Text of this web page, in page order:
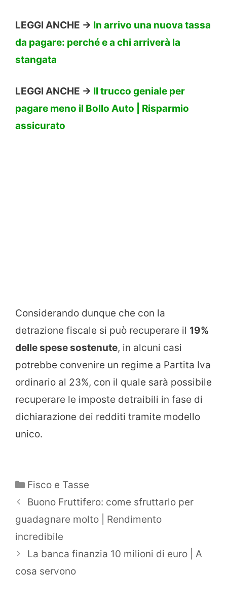
LEGGI ANCHE -> In arrivo una nuova tassa
da pagare: perché e a chi arriverà la
stangata
LEGGI ANCHE -> Il trucco geniale per
pagare meno il Bollo Auto | Risparmio
assicurato
Considerando dunque che con la
detrazione fiscale si può recuperare il 19%
delle spese sostenute, in alcuni casi
potrebbe convenire un regime a Partita Iva
ordinario al 23%, con il quale sarà possibile
recuperare le imposte detraibili in fase di
dichiarazione dei redditi tramite modello
unico.
Categorie
Fisco e Tasse
Buono Fruttifero: come sfruttarlo per
guadagnare molto | Rendimento
incredibile
La banca finanzia 10 milioni di euro | A
cosa servono